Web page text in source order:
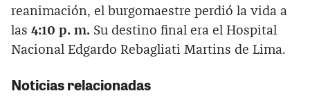
reanimación, el burgomaestre perdió la vida a
las 4:10 p. m. Su destino final era el Hospital
Nacional Edgardo Rebagliati Martins de Lima.
Noticias relacionadas